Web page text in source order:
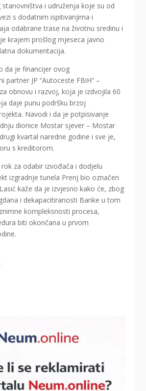
i udruženja koje su od
s dodatnim ispitivanjima i
odabrane trase na životnu sredinu i
krajem prošlog mjeseca javno
dokumentacija.
da je financijer ovog
partner JP “Autoceste FBiH” –
obnovu i razvoj, koja je izdvojila 60
daje punu podršku brzoj
Navodi i da je potpisivanje
dionice Mostar sjever – Mostar
kvartal naredne godine i sve je,
s kreditorom.
za odabir izvođača i dodjelu
izgradnje tunela Prenj bio označen
kaže da je izvjesno kako će, zbog
i dekapacitiranosti Banke u tom
kompleksnosti procesa,
biti okončana u prvom